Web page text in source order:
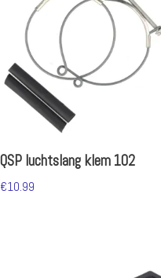
QSP luchtslang klem 102
€10.99